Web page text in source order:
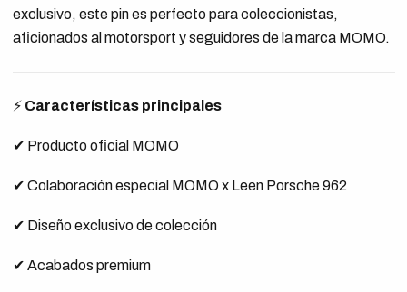
exclusivo, este pin es perfecto para coleccionistas,
aficionados al motorsport y seguidores de la marca MOMO.
⚡ Características principales
✔ Producto oficial MOMO
✔ Colaboración especial MOMO x Leen Porsche 962
✔ Diseño exclusivo de colección
✔ Acabados premium